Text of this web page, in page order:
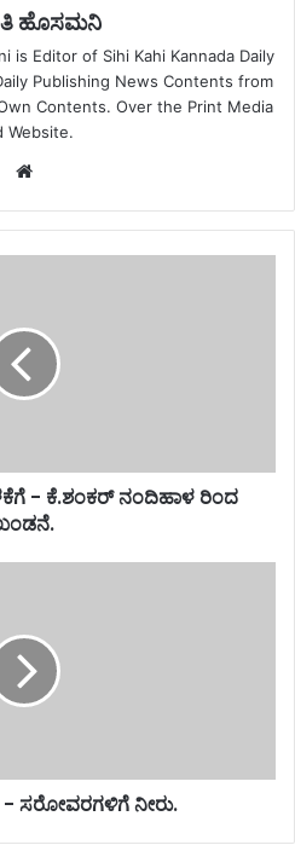
ಹೊಸಮನಿ
is Editor of Sihi Kahi Kannada Daily
Publishing News Contents from
Contents. Over the Print Media
Website.
Website
- ಕೆ.ಶಂಕರ್ ನಂದಿಹಾಳ ರಿಂದ
ಸರೋವರಗಳಿಗೆ ನೀರು.